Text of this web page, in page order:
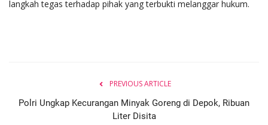
langkah tegas terhadap pihak yang terbukti melanggar hukum.
PREVIOUS ARTICLE
Polri Ungkap Kecurangan Minyak Goreng di Depok, Ribuan
Liter Disita